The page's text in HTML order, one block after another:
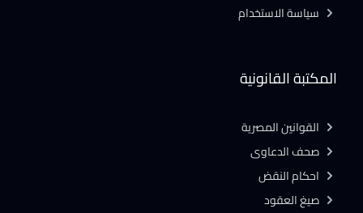
المكتبة القانونية
القوانين المصرية
صحف الدعاوى
احكام النقض
صيغ العقود
سياسة الاستخدام